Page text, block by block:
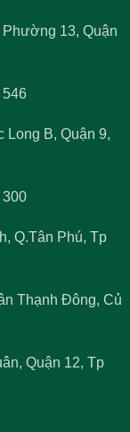
13, Quận
546
B, Quận 9,
300
Q.Tân Phú, Tp
Thạnh Đông, Củ
Quận 12, Tp